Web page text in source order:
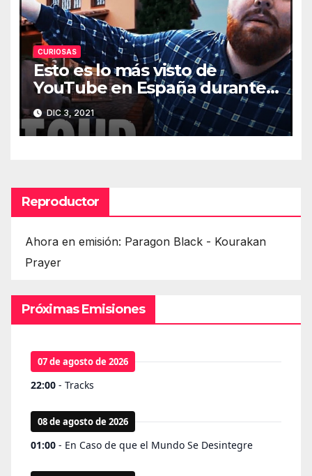
CURIOSAS
Esto es lo más visto de
YouTube en España durante
2021
DIC 3, 2021
Reproductor
Ahora en emisión: Paragon Black - Kourakan
Prayer
Próximas Emisiones